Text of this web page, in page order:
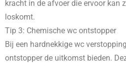
kracht in de afvoer die ervoor kan
loskomt.
Tip 3: Chemische wc ontstopper
Bij een hardnekkige wc
ontstopper de uitkomst bieden.